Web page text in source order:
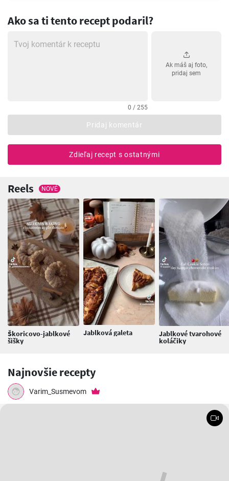
Ako sa ti tento recept podaril?
0 / 255
Ak máš aj foto,
pridaj sem
Pridaj komentár
Zdieľaj recept s ostatnými
Reels NOVÉ
Škoricovo-jablkové
šišky
Jablková galeta Jablkové tvarohové
koláčiky
Najnovšie recepty
Varim_Susmevom